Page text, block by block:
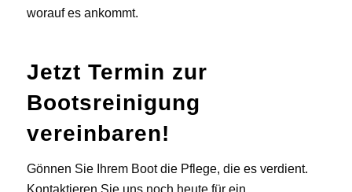
worauf es ankommt.
Jetzt Termin zur
Bootsreinigung
vereinbaren!
Gönnen Sie Ihrem Boot die Pflege, die es verdient.